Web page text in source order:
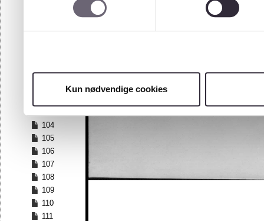
Kun nødvendige cookies
97
100
104
105
106
107
108
109
110
111